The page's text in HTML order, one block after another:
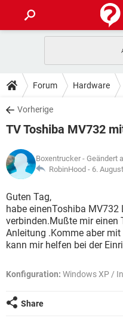
ANDROID
WINDOWS 10
WHATSAPP
FACEBOOK
TIPPS & TRICKS
SPIELE
WHATSAPP
FACEBOOK
DOWNLOADS
SPIELE
ANDROID
WINDOWS 10
WHATSAPP
FACEBOOK
SPIELE
ANDROID
WINDOWS 10
WHATSAPP
FACEBOOK
LEXIKON
SPIELE
ANDROID
WINDOWS 10
FACEBOOK
Forum Hardware
Vorherige
TV Toshiba MV732
Boxentrucker - Geändert
RobinHood - 6.
Guten Tag,
habe einenToshiba MV732
verbinden.Mußte mir einen
Anleitung .Komme aber
kann mir helfen bei der
Konfiguration: Windows XP /
Share